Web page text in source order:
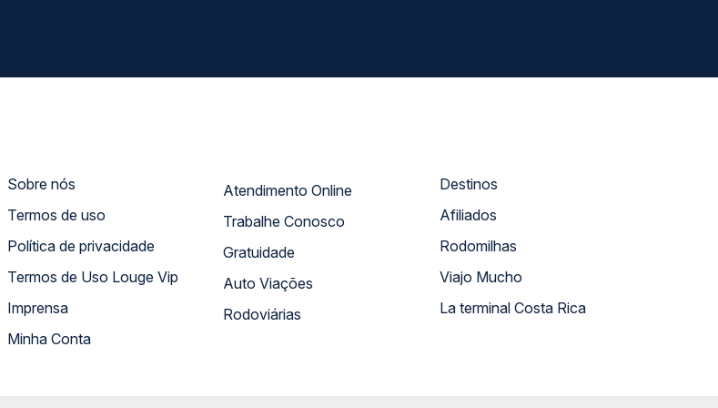
Sobre nós
Termos de uso
Política de privacidade
Termos de Uso Louge Vip
Imprensa
Minha Conta
Atendimento Online
Trabalhe Conosco
Gratuidade
Auto Viações
Rodoviárias
Destinos
Afiliados
Rodomilhas
Viajo Mucho
La terminal Costa Rica